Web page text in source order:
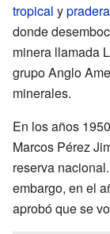
tropical y
donde
minera llamada
grupo Anglo
minerales.
En los años
Marcos Pérez
reserva
embargo, en el
aprobó que se